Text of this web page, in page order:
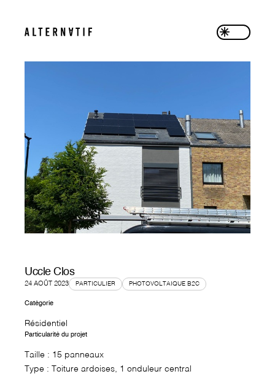
Uccle Clos
24 AOÛT 2023 PARTICULIER PHOTOVOLTAIQUE B2C
Catégorie
Résidentiel
Particularité du projet
Taille : 15 panneaux
Type : Toiture ardoises, 1 onduleur central